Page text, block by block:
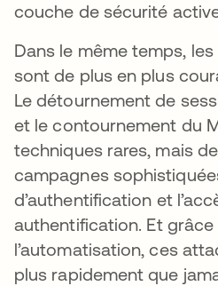
couche de sécurité
Dans le même temps,
sont de plus en plus
Le détournement de
et le contournement du
techniques rares, mais
campagnes
d’authentification et
authentification. Et grâce
l’automatisation, ces
plus rapidement que